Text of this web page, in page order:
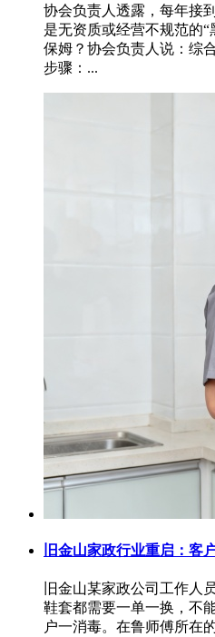
协会负责人透露，每年接
是无资质或经营不规范的
保姆？协会负责人说：综
步骤：...
旧金山家政行业重启：客
旧金山某家政公司工作人
鞋套都需要一单一换，不
户一消毒。在鲁师傅所在